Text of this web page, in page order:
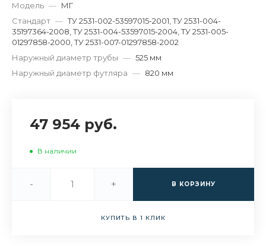
Модель — МГ
Стандарт — ТУ 2531-002-53597015-2001, ТУ 2531-004-
35197364-2008, ТУ 2531-004-53597015-2004, ТУ 2531-005-
01297858-2000, ТУ 2531-007-01297858-2002
Наружный диаметр трубы — 525 мм
Наружный диаметр футляра — 820 мм
47 954 руб.
В наличии
- + В КОРЗИНУ
КУПИТЬ В 1 КЛИК